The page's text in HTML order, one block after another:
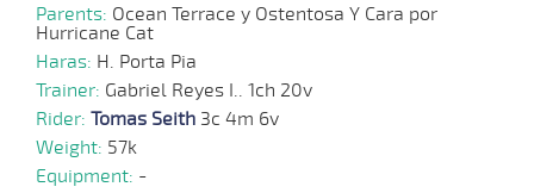
Parents: Ocean Terrace y Ostentosa Y Cara por
Hurricane Cat
Haras: H. Porta Pia
Trainer: Gabriel Reyes I.. 1ch 20v
Rider: Tomas Seith 3c 4m 6v
Weight: 57k
Equipment: -